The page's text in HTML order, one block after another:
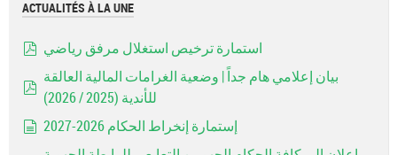
ACTUALITÉS À LA UNE
استمارة ترخيص استغلال مرفق رياضي
pdf
بيان إعلامي هام جداً | وضعية الغرامات المالية العالقة
للأندية (2025 / 2026)
إستمارة إنخراط الحكام 2026-2027